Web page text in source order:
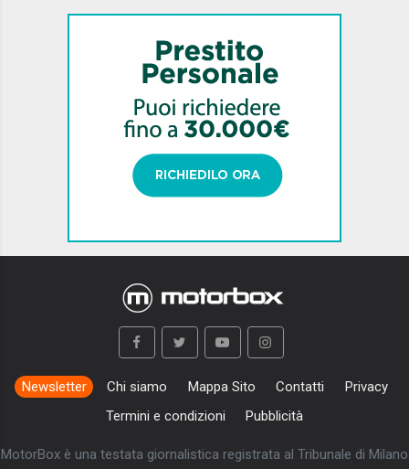
Newsletter Chi siamo Mappa Sito Contatti
Privacy
Termini e condizioni
Pubblicità
MotorBox è una testata giornalistica registrata al Tribunale di Milano